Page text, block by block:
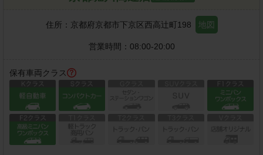
住所： 京都府京都市下京区西高辻町198 地図
営業時間： 08:00-20:00
保有車両クラス